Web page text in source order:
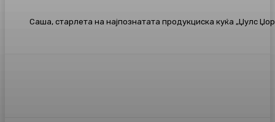
Саша, старлета на најпознатата продукциска куќа „Џулс